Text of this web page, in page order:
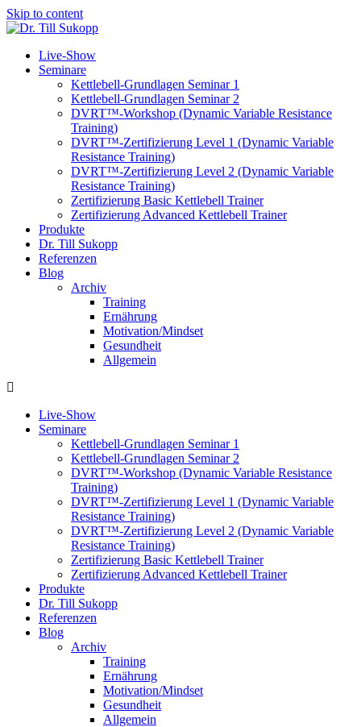
Skip to content
Live-Show
Seminare
Kettlebell-Grundlagen Seminar 1
Kettlebell-Grundlagen Seminar 2
DVRT™-Workshop (Dynamic Variable Resistance
Training)
DVRT™-Zertifizierung Level 1 (Dynamic Variable
Resistance Training)
DVRT™-Zertifizierung Level 2 (Dynamic Variable
Resistance Training)
Zertifizierung Basic Kettlebell Trainer
Zertifizierung Advanced Kettlebell Trainer
Produkte
Dr. Till Sukopp
Referenzen
Blog
Archiv
Training
Ernährung
Motivation/Mindset
Gesundheit
Allgemein
Live-Show
Seminare
Kettlebell-Grundlagen Seminar 1
Kettlebell-Grundlagen Seminar 2
DVRT™-Workshop (Dynamic Variable Resistance
Training)
DVRT™-Zertifizierung Level 1 (Dynamic Variable
Resistance Training)
DVRT™-Zertifizierung Level 2 (Dynamic Variable
Resistance Training)
Zertifizierung Basic Kettlebell Trainer
Zertifizierung Advanced Kettlebell Trainer
Produkte
Dr. Till Sukopp
Referenzen
Blog
Archiv
Training
Ernährung
Motivation/Mindset
Gesundheit
Allgemein